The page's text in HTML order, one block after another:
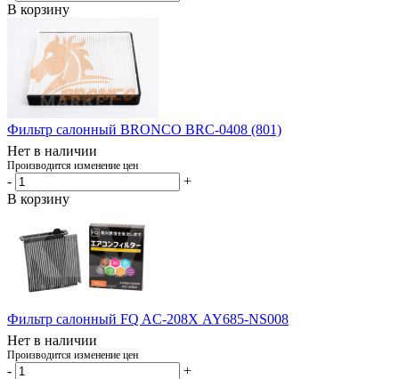
В корзину
Фильтр салонный BRONCO BRC-0408 (801)
Нет в наличии
Производится изменение цен
-
+
В корзину
Фильтр салонный FQ AC-208Х AY685-NS008
Нет в наличии
Производится изменение цен
-
+